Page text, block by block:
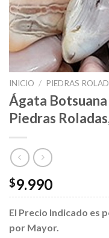
INICIO / PIEDRAS
Ágata
Piedras
$9.990
El Precio Indicado es
por Mayor.